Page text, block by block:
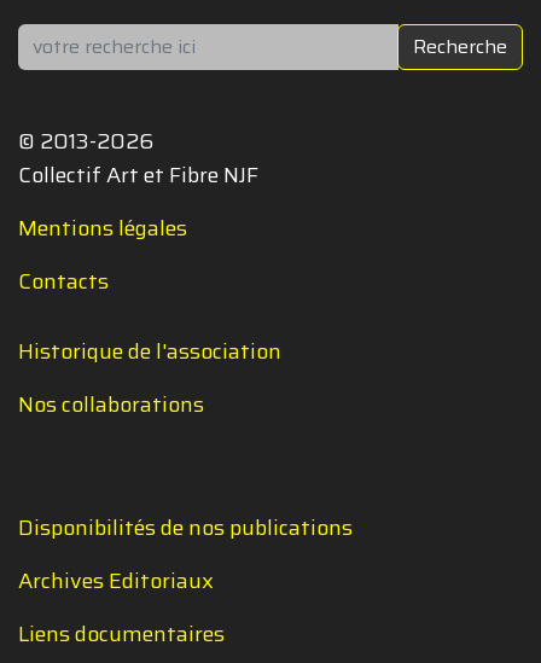
Rechercher Recherche
© 2013-2026
Collectif Art et Fibre NJF
Mentions légales
Contacts
Historique de l'association
Nos collaborations
Disponibilités de nos publications
Archives Editoriaux
Liens documentaires